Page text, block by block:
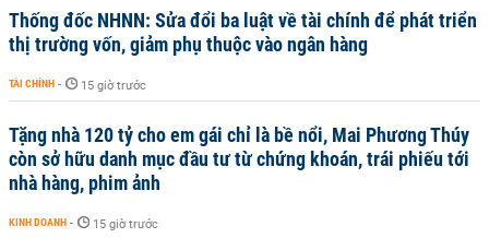
Thống đốc NHNN: Sửa đổi ba luật về tài chính để phát triển
thị trường vốn, giảm phụ thuộc vào ngân hàng
TÀI CHÍNH - 15 giờ trước
Tặng nhà 120 tỷ cho em gái chỉ là bề nổi, Mai Phương Thúy
còn sở hữu danh mục đầu tư từ chứng khoán, trái phiếu tới
nhà hàng, phim ảnh
KINH DOANH - 15 giờ trước